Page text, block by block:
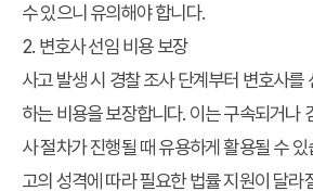
수 있으니 유의해야 합니다.
2. 변호사 선임 비용 보장
사고 발생 시 경찰 조사 단계부터 변호사를
하는 비용을 보장합니다. 이는 구속되거나
사 절차가 진행될 때 유용하게 활용될 수
고의 성격에 따라 필요한 법률 지원이 달라